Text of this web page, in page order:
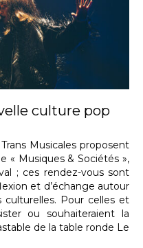
culture pop
Musicales proposent
« Musiques & Sociétés »,
; ces rendez-vous sont
et d’échange autour
Pour celles et
ou souhaiteraient la
de la table ronde Le